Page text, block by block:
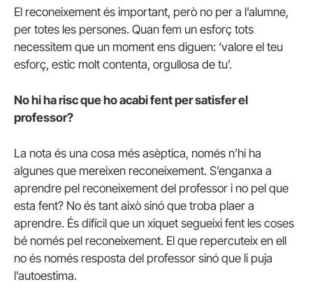
El reconeixement és important, però no per a l’alumne,
per totes les persones. Quan fem un esforç tots
necessitem que un moment ens diguen: ‘valore el teu
esforç, estic molt contenta, orgullosa de tu’.
No hi ha risc que ho acabi fent per satisfer el
professor?
La nota és una cosa més asèptica, només n’hi ha
algunes que mereixen reconeixement. S’enganxa a
aprendre pel reconeixement del professor i no pel que
esta fent? No és tant això sinó que troba plaer a
aprendre. És difícil que un xiquet segueixi fent les coses
bé només pel reconeixement. El que repercuteix en ell
no és només resposta del professor sinó que li puja
l’autoestima.